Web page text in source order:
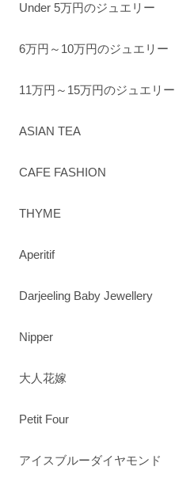
Under 5万円のジュエリー
6万円～10万円のジュエリー
11万円～15万円のジュエリー
ASIAN TEA
CAFE FASHION
THYME
Aperitif
Darjeeling Baby Jewellery
Nipper
大人花嫁
Petit Four
アイスブルーダイヤモンド